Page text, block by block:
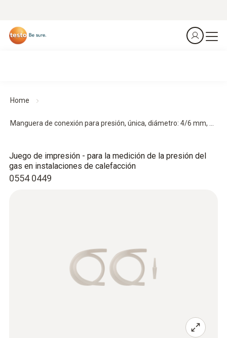
Home
Manguera de conexión para presión, única, diámetro: 4/6 mm, ...
0554 0449
Juego de impresión - para la medición de la presión del
gas en instalaciones de calefacción